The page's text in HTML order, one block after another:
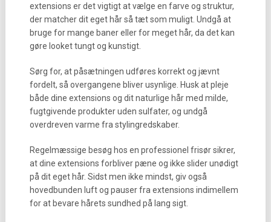
extensions er det vigtigt at vælge en farve og struktur,
der matcher dit eget hår så tæt som muligt. Undgå at
bruge for mange baner eller for meget hår, da det kan
gøre looket tungt og kunstigt.
Sørg for, at påsætningen udføres korrekt og jævnt
fordelt, så overgangene bliver usynlige. Husk at pleje
både dine extensions og dit naturlige hår med milde,
fugtgivende produkter uden sulfater, og undgå
overdreven varme fra stylingredskaber.
Regelmæssige besøg hos en professionel frisør sikrer,
at dine extensions forbliver pæne og ikke slider unødigt
på dit eget hår. Sidst men ikke mindst, giv også
hovedbunden luft og pauser fra extensions indimellem
for at bevare hårets sundhed på lang sigt.